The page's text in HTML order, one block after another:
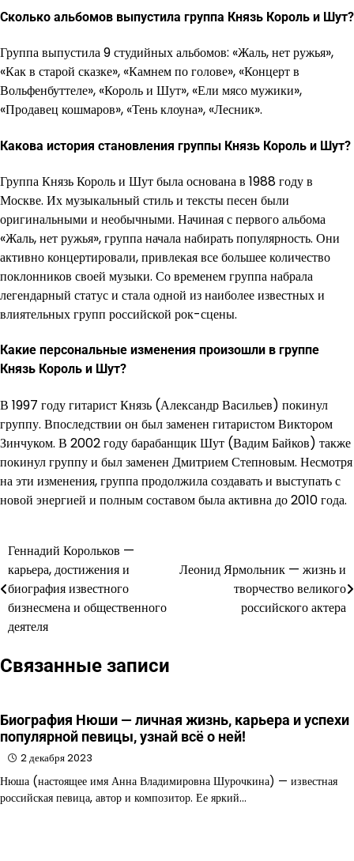
Сколько альбомов выпустила группа Князь Король и Шут?
Группа выпустила 9 студийных альбомов: «Жаль, нет ружья»,
«Как в старой сказке», «Камнем по голове», «Концерт в
Вольфенбуттеле», «Король и Шут», «Ели мясо мужики»,
«Продавец кошмаров», «Тень клоуна», «Лесник».
Какова история становления группы Князь Король и Шут?
Группа Князь Король и Шут была основана в 1988 году в
Москве. Их музыкальный стиль и тексты песен были
оригинальными и необычными. Начиная с первого альбома
«Жаль, нет ружья», группа начала набирать популярность. Они
активно концертировали, привлекая все большее количество
поклонников своей музыки. Со временем группа набрала
легендарный статус и стала одной из наиболее известных и
влиятельных групп российской рок-сцены.
Какие персональные изменения произошли в группе
Князь Король и Шут?
В 1997 году гитарист Князь (Александр Васильев) покинул
группу. Впоследствии он был заменен гитаристом Виктором
Зинчуком. В 2002 году барабанщик Шут (Вадим Байков) также
покинул группу и был заменен Дмитрием Степновым. Несмотря
на эти изменения, группа продолжила создавать и выступать с
новой энергией и полным составом была активна до 2010 года.
Навигация
по
записям
Геннадий Корольков —
карьера, достижения и
биография известного
бизнесмена и общественного
деятеля
Леонид Ярмольник — жизнь и
творчество великого
российского актера
Связанные записи
Биография Нюши — личная жизнь, карьера и успехи
популярной певицы, узнай всё о ней!
2 декабря 2023
Нюша (настоящее имя Анна Владимировна Шурочкина) — известная
российская певица, автор и композитор. Ее яркий…